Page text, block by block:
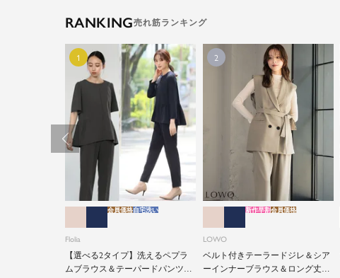
RANKING
Flolia
【選べる2タイプ】洗えるペプラ
ムブラウス＆テーパードパンツの
会員価格自宅洗い
LOWO
ベルト付きテーラードジレ＆シア
ーインナーブラウス＆ロング丈設
新作早割会員価格